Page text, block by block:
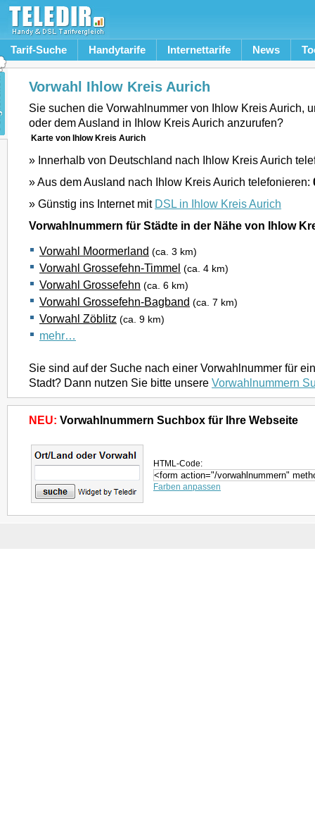
Tarif-Suche Handytarife Internettarife News
Vorwahl Ihlow Kreis Aurich
Sie suchen die Vorwahlnummer von Ihlow Kreis Aurich,
oder dem Ausland in Ihlow Kreis Aurich anzurufen?
Karte von Ihlow Kreis Aurich
» Innerhalb von Deutschland nach Ihlow Kreis Aurich
» Aus dem Ausland nach Ihlow Kreis Aurich telefonieren:
» Günstig ins Internet mit DSL in Ihlow Kreis Aurich
Vorwahlnummern für Städte in der Nähe von Ihlow
Vorwahl Moormerland (ca. 3 km)
Vorwahl Grossefehn-Timmel (ca. 4 km)
Vorwahl Grossefehn (ca. 6 km)
Vorwahl Grossefehn-Bagband (ca. 7 km)
Vorwahl Zöblitz (ca. 9 km)
mehr…
Sie sind auf der Suche nach einer Vorwahlnummer für
Stadt? Dann nutzen Sie bitte unsere Vorwahlnummern
NEU: Vorwahlnummern Suchbox für Ihre Webseite
HTML-Code:
Farben anpassen